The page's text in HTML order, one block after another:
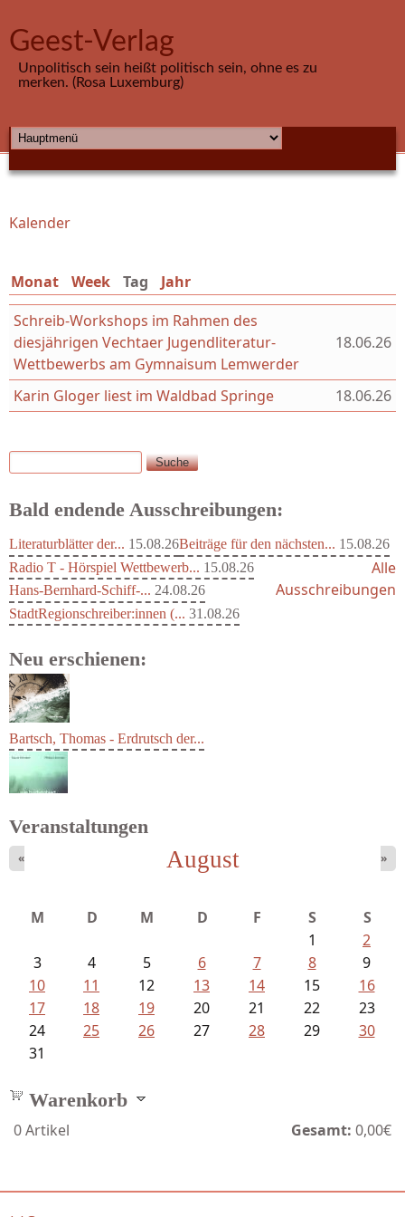
Geest-Verlag
Unpolitisch sein heißt politisch sein, ohne es zu
merken. (Rosa Luxemburg)
HAUPTMENÜ
Sie sind hier
Kalender
Monat Week Tag (aktiver Reiter)
Jahr
Schreib-Workshops im Rahmen des
diesjährigen Vechtaer Jugendliteratur-
Wettbewerbs am Gymnaisum Lemwerder
18.06.26
Karin Gloger liest im Waldbad Springe 18.06.26
Suchformular
Suche
Bald endende Ausschreibungen:
Literaturblätter der... 15.08.26Beiträge für den nächsten... 15.08.26
Radio T - Hörspiel Wettbewerb... 15.08.26
Hans-Bernhard-Schiff-... 24.08.26
StadtRegionschreiber:innen (... 31.08.26
Alle
Ausschreibungen
Neu erschienen:
Bartsch, Thomas - Erdrutsch der...
Veranstaltungen
August
« »
M D M D F S
S
1
2
3
4 5 6 7 8
9
10
11 12 13 14 15
16
17
18 19 20 21 22
23
24
25 26 27 28 29
30
31
Warenkorb
0Artikel Gesamt: 0,00€